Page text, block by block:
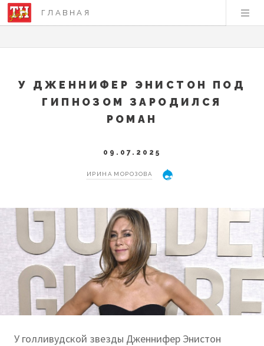
ГЛАВНАЯ
У ДЖЕННИФЕР ЭНИСТОН ПОД
ГИПНОЗОМ ЗАРОДИЛСЯ
РОМАН
09.07.2025
ИРИНА МОРОЗОВА
У голливудской звезды Дженнифер Энистон